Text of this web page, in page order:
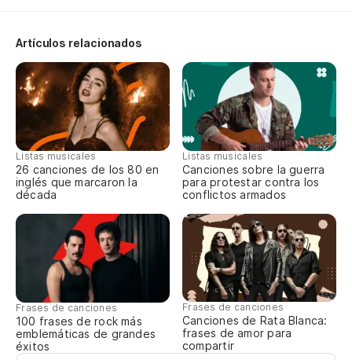
Artículos relacionados
Listas musicales
26 canciones de los 80 en
inglés que marcaron la
década
Listas musicales
Canciones sobre la guerra
para protestar contra los
conflictos armados
Frases de canciones
100 frases de rock más
emblemáticas de grandes
éxitos
Frases de canciones
Canciones de Rata Blanca:
frases de amor para
compartir